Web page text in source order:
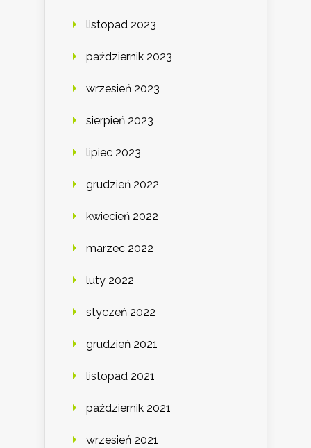
listopad 2023
październik 2023
wrzesień 2023
sierpień 2023
lipiec 2023
grudzień 2022
kwiecień 2022
marzec 2022
luty 2022
styczeń 2022
grudzień 2021
listopad 2021
październik 2021
wrzesień 2021